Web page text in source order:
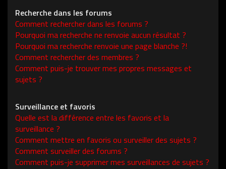
Recherche dans les forums
Comment rechercher dans les forums ?
Pourquoi ma recherche ne renvoie aucun résultat ?
Pourquoi ma recherche renvoie une page blanche ?!
Comment rechercher des membres ?
Comment puis-je trouver mes propres messages et
sujets ?
Surveillance et favoris
Quelle est la différence entre les favoris et la
surveillance ?
Comment mettre en favoris ou surveiller des sujets ?
Comment surveiller des forums ?
Comment puis-je supprimer mes surveillances de sujets ?